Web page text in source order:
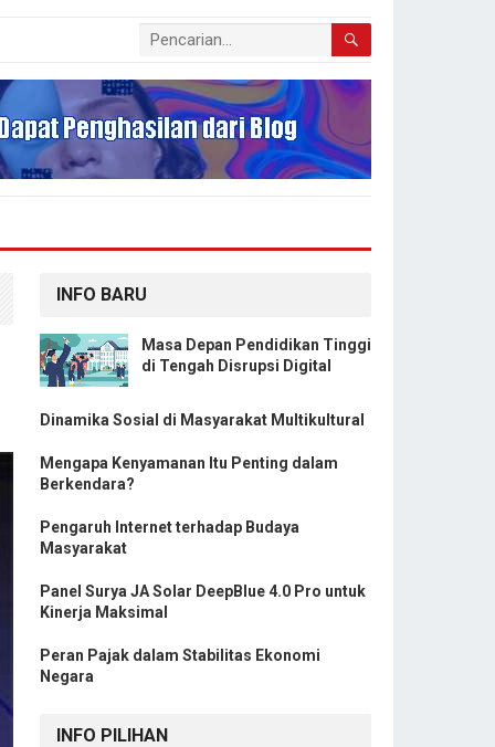
INFO BARU
Masa Depan Pendidikan Tinggi
di Tengah Disrupsi Digital
Dinamika Sosial di Masyarakat Multikultural
Mengapa Kenyamanan Itu Penting dalam
Berkendara?
Pengaruh Internet terhadap Budaya
Masyarakat
Panel Surya JA Solar DeepBlue 4.0 Pro untuk
Kinerja Maksimal
Peran Pajak dalam Stabilitas Ekonomi
Negara
INFO PILIHAN